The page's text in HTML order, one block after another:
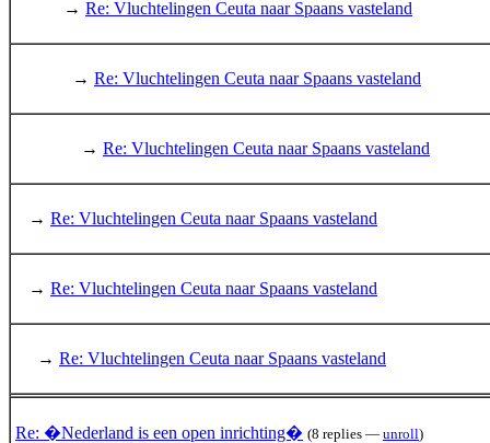
→ Re: Vluchtelingen Ceuta naar Spaans vasteland
→ Re: Vluchtelingen Ceuta naar Spaans vasteland
→ Re: Vluchtelingen Ceuta naar Spaans vasteland
→ Re: Vluchtelingen Ceuta naar Spaans vasteland
→ Re: Vluchtelingen Ceuta naar Spaans vasteland
→ Re: Vluchtelingen Ceuta naar Spaans vasteland
Re: �Nederland is een open inrichting� (8 replies — unroll)